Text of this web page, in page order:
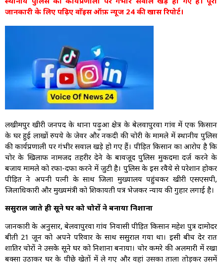
जानकारी के लिए पढ़िए वाॅइस ऑफ़ न्यूज 24 की खास रिपोर्ट।
लखीमपुर खीरी जनपद के थाना पढ़ुआ क्षेत्र के बेलवापुरवा गांव में एक किसान
के घर हुई लाखों रुपये के जेवर और नकदी की चोरी के मामले में स्थानीय पुलिस
की कार्यप्रणाली पर गंभीर सवाल खड़े हो गए हैं। पीड़ित किसान का आरोप है कि
चोर के खिलाफ नामजद तहरीर देने के बावजूद पुलिस मुकदमा दर्ज करने के
बजाय मामले को रफा-दफा करने में जुटी है। पुलिस के इस रवैये से परेशान होकर
पीड़ित ने अपनी पत्नी के साथ जिला मुख्यालय पहुंचकर खीरी एसएसपी,
जिलाधिकारी और मुख्यमंत्री को शिकायती पत्र भेजकर न्याय की गुहार लगाई है।
ससुराल जाते ही सूने घर को चोरों ने बनाया निशाना
जानकारी के अनुसार, बेलवापुरवा गांव निवासी पीड़ित किसान महेश पुत्र दामोदर
बीती 21 जून को अपने परिवार के साथ ससुराल गया था। इसी बीच देर रात
शातिर चोरों ने उसके सूने घर को निशाना बनाया। चोर कमरे की अलमारी में रखा
बक्सा उठाकर घर के पीछे खेतों में ले गए और वहां उसका ताला तोड़कर उसमें